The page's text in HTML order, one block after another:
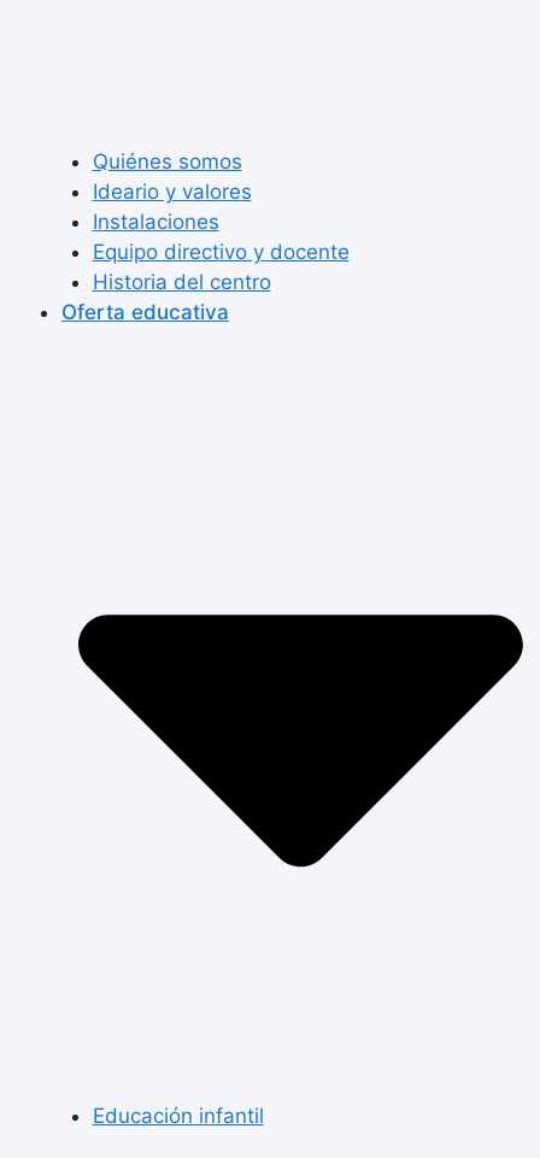
Quiénes somos
Ideario y valores
Instalaciones
Equipo directivo y docente
Historia del centro
Oferta educativa
Educación infantil